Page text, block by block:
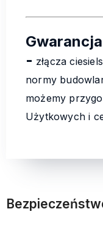
- złącza
normy
możemy
Użytkowych i